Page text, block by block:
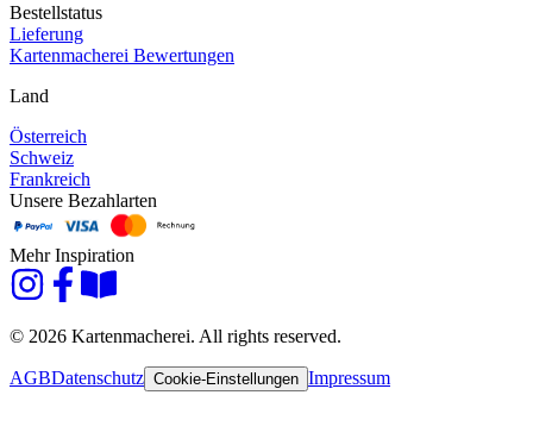
Bestellstatus
Lieferung
Kartenmacherei Bewertungen
Land
Österreich
Schweiz
Frankreich
Unsere Bezahlarten
Mehr Inspiration
© 2026 Kartenmacherei. All rights reserved.
AGBDatenschutz Cookie-Einstellungen Impressum